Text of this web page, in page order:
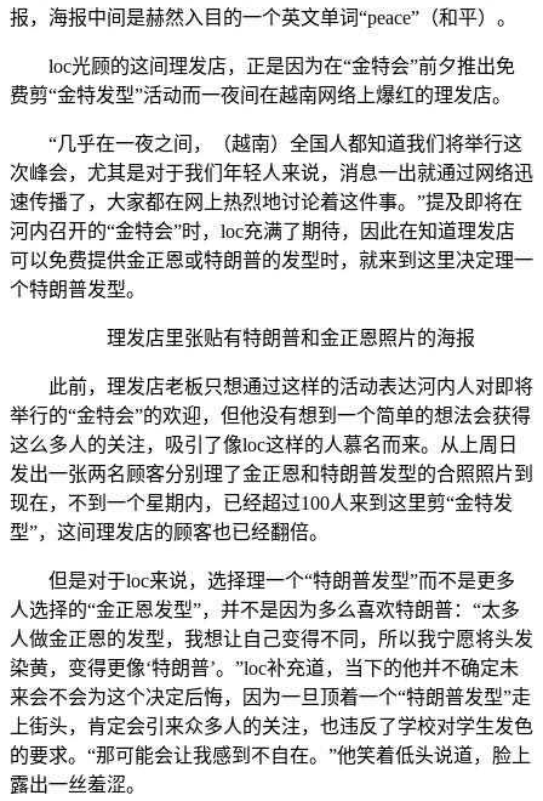
报，海报中间是赫然入目的一个英文单词“peace”（和平）。
loc光顾的这间理发店，正是因为在“金特会”前夕推出免
费剪“金特发型”活动而一夜间在越南网络上爆红的理发店。
“几乎在一夜之间，（越南）全国人都知道我们将举行这
次峰会，尤其是对于我们年轻人来说，消息一出就通过网络迅
速传播了，大家都在网上热烈地讨论着这件事。”提及即将在
河内召开的“金特会”时，loc充满了期待，因此在知道理发店
可以免费提供金正恩或特朗普的发型时，就来到这里决定理一
个特朗普发型。
理发店里张贴有特朗普和金正恩照片的海报
此前，理发店老板只想通过这样的活动表达河内人对即将
举行的“金特会”的欢迎，但他没有想到一个简单的想法会获得
这么多人的关注，吸引了像loc这样的人慕名而来。从上周日
发出一张两名顾客分别理了金正恩和特朗普发型的合照照片到
现在，不到一个星期内，已经超过100人来到这里剪“金特发
型”，这间理发店的顾客也已经翻倍。
但是对于loc来说，选择理一个“特朗普发型”而不是更多
人选择的“金正恩发型”，并不是因为多么喜欢特朗普：“太多
人做金正恩的发型，我想让自己变得不同，所以我宁愿将头发
染黄，变得更像‘特朗普’。”loc补充道，当下的他并不确定未
来会不会为这个决定后悔，因为一旦顶着一个“特朗普发型”走
上街头，肯定会引来众多人的关注，也违反了学校对学生发色
的要求。“那可能会让我感到不自在。”他笑着低头说道，脸上
露出一丝羞涩。